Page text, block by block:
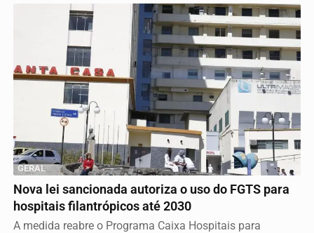
GERAL
Nova lei sancionada autoriza o uso do FGTS para
hospitais filantrópicos até 2030
A medida reabre o Programa Caixa Hospitais para